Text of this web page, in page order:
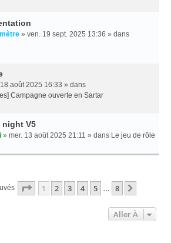
» ven. 19 sept. 2025 13:36 » dans
août 2025 16:33 » dans
Campagne ouverte en Sartar
night V5
» mer. 13 août 2025 21:11 » dans Le jeu de rôle
Page 1Sur8
1 2 3 4 5 … 8
Aller À